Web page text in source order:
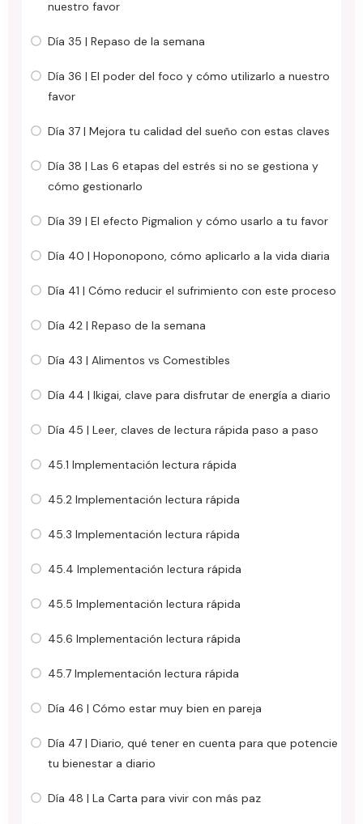
nuestro favor
Día 35 | Repaso de la semana
Día 36 | El poder del foco y cómo utilizarlo a nuestro
favor
Día 37 | Mejora tu calidad del sueño con estas claves
Día 38 | Las 6 etapas del estrés si no se gestiona y
cómo gestionarlo
Día 39 | El efecto Pigmalion y cómo usarlo a tu favor
Día 40 | Hoponopono, cómo aplicarlo a la vida diaria
Día 41 | Cómo reducir el sufrimiento con este proceso
Día 42 | Repaso de la semana
Día 43 | Alimentos vs Comestibles
Día 44 | Ikigai, clave para disfrutar de energía a diario
Día 45 | Leer, claves de lectura rápida paso a paso
45.1 Implementación lectura rápida
45.2 Implementación lectura rápida
45.3 Implementación lectura rápida
45.4 Implementación lectura rápida
45.5 Implementación lectura rápida
45.6 Implementación lectura rápida
45.7 Implementación lectura rápida
Día 46 | Cómo estar muy bien en pareja
Día 47 | Diario, qué tener en cuenta para que potencie
tu bienestar a diario
Día 48 | La Carta para vivir con más paz